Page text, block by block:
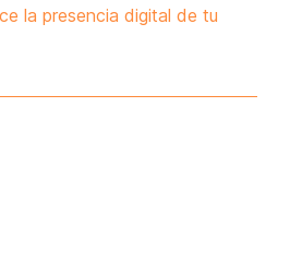
la presencia digital de tu